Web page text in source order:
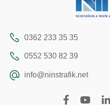
0362 233 35 35
0552 530 82 39
info@ninstrafik.net